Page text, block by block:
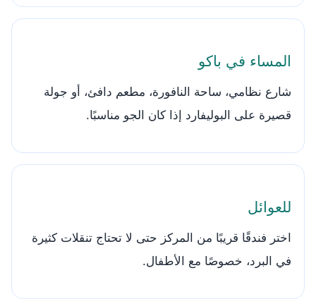
المساء في باكو
شارع نظامي، ساحة النافورة، مطعم دافئ، أو جولة
قصيرة على البوليفارد إذا كان الجو مناسبًا.
للعوائل
اختر فندقًا قريبًا من المركز حتى لا تحتاج تنقلات كثيرة
في البرد، خصوصًا مع الأطفال.